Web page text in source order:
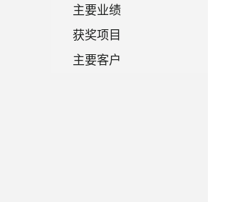
主要业绩
获奖项目
主要客户